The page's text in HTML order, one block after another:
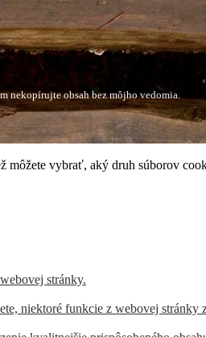
nekopírujte obsah bez môjho vedomia.
vybrať, aký druh súborov
stránky.
niektoré funkcie z webovej stránky